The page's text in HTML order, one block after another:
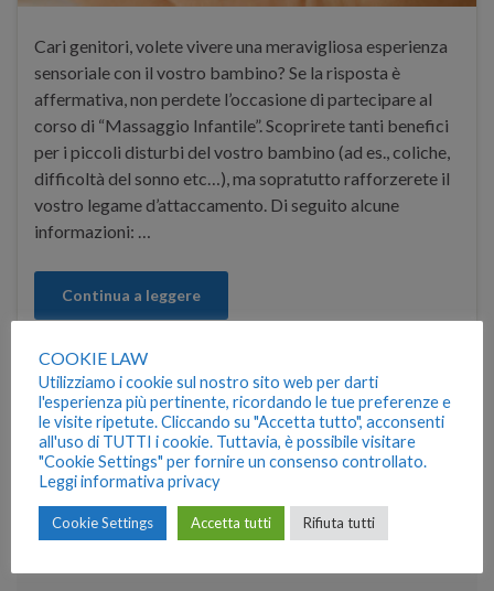
Cari genitori, volete vivere una meravigliosa esperienza
sensoriale con il vostro bambino? Se la risposta è
affermativa, non perdete l’occasione di partecipare al
corso di “Massaggio Infantile”. Scoprirete tanti benefici
per i piccoli disturbi del vostro bambino (ad es., coliche,
difficoltà del sonno etc…), ma sopratutto rafforzerete il
vostro legame d’attaccamento. Di seguito alcune
informazioni: …
Continua a leggere
attaccamento genitori-bambino
massggio infantile,insegnante massaggio infantile
massaggio infantile,psicologia infanzia,rilassamento
bambino
PSICOTERAPIA ONLINE
DISPONIBILE IL SERVIZIO DI PSICOTERAPIA ONLINE IN
COOKIE LAW
Utilizziamo i cookie sul nostro sito web per darti
l'esperienza più pertinente, ricordando le tue preferenze e
le visite ripetute. Cliccando su "Accetta tutto", acconsenti
all'uso di TUTTI i cookie. Tuttavia, è possibile visitare
"Cookie Settings" per fornire un consenso controllato.
Leggi informativa privacy
Cookie Settings Accetta tutti Rifiuta tutti